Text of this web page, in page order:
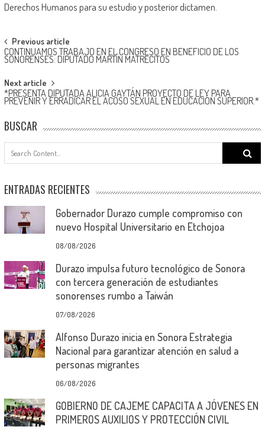
Derechos Humanos para su estudio y posterior dictamen.
Post
navigation
Previous article
CONTINUAMOS TRABAJO EN EL CONGRESO EN BENEFICIO DE LOS
SONORENSES: DIPUTADO MARTÍN MATRECITOS
Next article
*PRESENTA DIPUTADA ALICIA GAYTÁN PROYECTO DE LEY PARA
PREVENIR Y ERRADICAR EL ACOSO SEXUAL EN EDUCACIÓN SUPERIOR.*
BUSCAR
Search
for:
ENTRADAS RECIENTES
Gobernador Durazo cumple compromiso con
nuevo Hospital Universitario en Etchojoa
08/08/2026
Durazo impulsa futuro tecnológico de Sonora
con tercera generación de estudiantes
sonorenses rumbo a Taiwán
07/08/2026
Alfonso Durazo inicia en Sonora Estrategia
Nacional para garantizar atención en salud a
personas migrantes
06/08/2026
GOBIERNO DE CAJEME CAPACITA A JÓVENES EN
PRIMEROS AUXILIOS Y PROTECCIÓN CIVIL